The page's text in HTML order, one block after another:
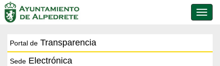
de
Portal de Transparencia
Sede Electrónica